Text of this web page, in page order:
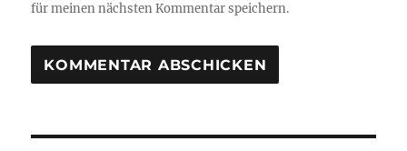
für meinen nächsten Kommentar speichern.